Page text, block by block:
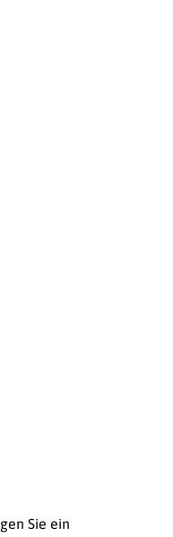
Sie ein